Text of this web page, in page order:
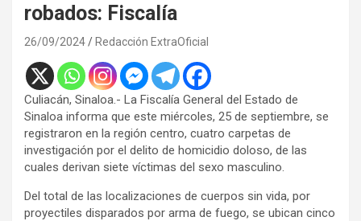
robados: Fiscalía
26/09/2024 Redacción ExtraOficial
Culiacán, Sinaloa.- La Fiscalía General del Estado de
Sinaloa informa que este miércoles, 25 de septiembre, se
registraron en la región centro, cuatro carpetas de
investigación por el delito de homicidio doloso, de las
cuales derivan siete víctimas del sexo masculino.
Del total de las localizaciones de cuerpos sin vida, por
proyectiles disparados por arma de fuego, se ubican cinco